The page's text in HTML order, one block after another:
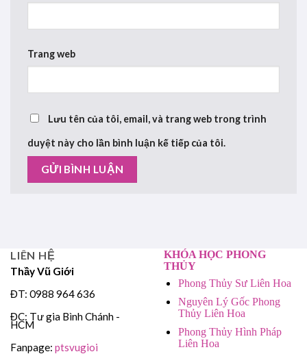
Trang web
Lưu tên của tôi, email, và trang web trong trình
duyệt này cho lần bình luận kế tiếp của tôi.
LIÊN HỆ
Thầy Vũ Giới
ĐT: 0988 964 636
ĐC: Tư gia Bình Chánh -
HCM
Fanpage: ptsvugioi
KHÓA HỌC PHONG
THỦY
Phong Thủy Sư Liên Hoa
Nguyên Lý Gốc Phong
Thủy Liên Hoa
Phong Thủy Hình Pháp
Liên Hoa